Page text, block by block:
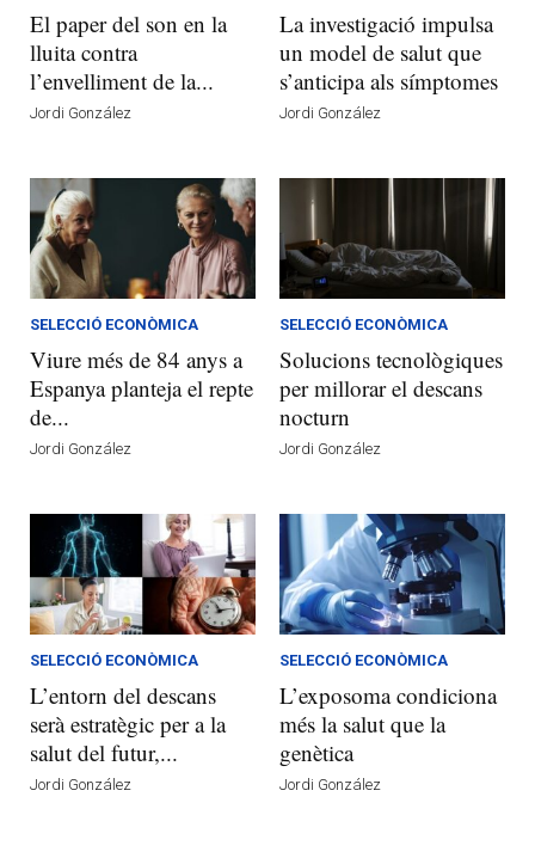
El paper del son en la
lluita contra
l’envelliment de la...
Jordi González
La investigació impulsa
un model de salut que
s’anticipa als símptomes
Jordi González
SELECCIÓ ECONÒMICA
Viure més de 84 anys a
Espanya planteja el repte
de...
Jordi González
SELECCIÓ ECONÒMICA
Solucions tecnològiques
per millorar el descans
nocturn
Jordi González
SELECCIÓ ECONÒMICA
L’entorn del descans
serà estratègic per a la
salut del futur,...
Jordi González
SELECCIÓ ECONÒMICA
L’exposoma condiciona
més la salut que la
genètica
Jordi González